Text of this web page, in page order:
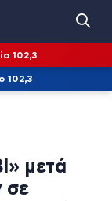
102,3
102,3
μετά
σε